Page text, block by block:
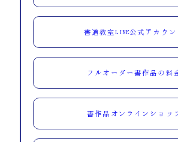
書道教室LINE公式アカウン
フルオーダー書作品の料
書作品オンラインショッ